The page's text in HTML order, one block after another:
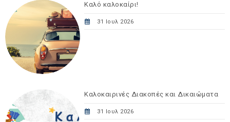
Καλό καλοκαίρι!
31 Ιουλ 2026
Καλοκαιρινές Διακοπές και Δικαιώματα
31 Ιουλ 2026